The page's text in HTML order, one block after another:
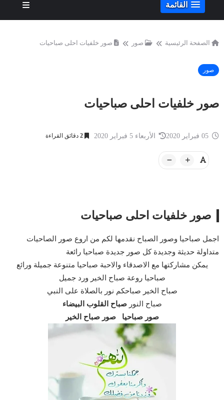
القائمة
الصفحة الرئيسية صور صور خلفيات احلى صباحيات
صور
صور خلفيات احلى صباحيات
الأربعاء 5 فبراير 2020 2 دقائق القراءة
صور خلفيات احلى صباحيات
اجمل صباحيا وصور الصباح نقدمها لكم من اروع صور الصاحيات
متداولة حديثة وجديدة كل صور جديدة صباحيا رائعة
يمكن مشاركتها مع الاصدقاء والاحبة صباحيا متنوعة جميلة ورائع
صباحيا روعة صباح الخير ورد جميل
صباح الخير صباحكم نور بالصلاة على النبي
صباح النور صباح القلوب البيضاء
صور صباحيا صور صباح الخير